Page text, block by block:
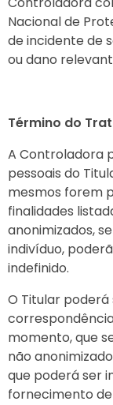
Nacional de
de incidente de
ou dano
Término do
A Controladora
pessoais do
mesmos forem
finalidades
anonimizados,
indivíduo,
indefinido.
O Titular
momento, que
não
que poderá ser
fornecimento